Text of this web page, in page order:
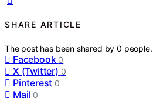
SHARE ARTICLE
The post has been shared by0 people.
Facebook 0
X (Twitter) 0
Pinterest 0
Mail 0